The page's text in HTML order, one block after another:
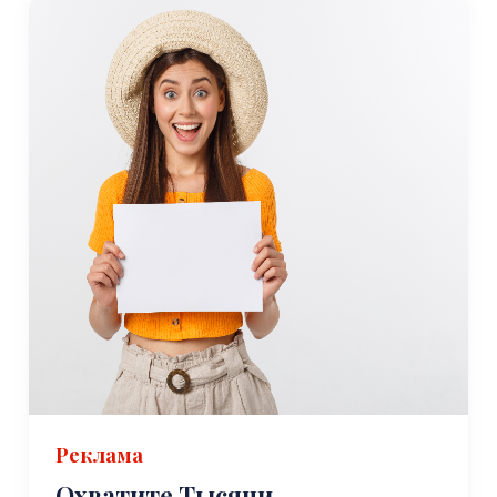
местных ремесел и другие региональные товары.
Для тех, кто интересуется историей и археологией,
древний город Пергам (современная Бергама)
расположен примерно в 70 км к востоку от Гёмеча.
Пергам был крупным культурным и политическим
центром в древние времена и является домом для
нескольких хорошо сохранившихся руин, в том числе
Акрополя, Пергамского театра и Асклепиона. Этот
объект Всемирного наследия ЮНЕСКО предлагает
увлекательный взгляд на древнее прошлое региона.
Любители природы также могут захотеть посетить
национальный парк Каздаги, расположенный к юго-
востоку от Гёмеча. Этот парк, также известный как гора
Ида, славится своим богатым биоразнообразием,
значением. Посетители могут прогуляться по лесам
парка, искупаться в его водопадах и насладиться
Реклама